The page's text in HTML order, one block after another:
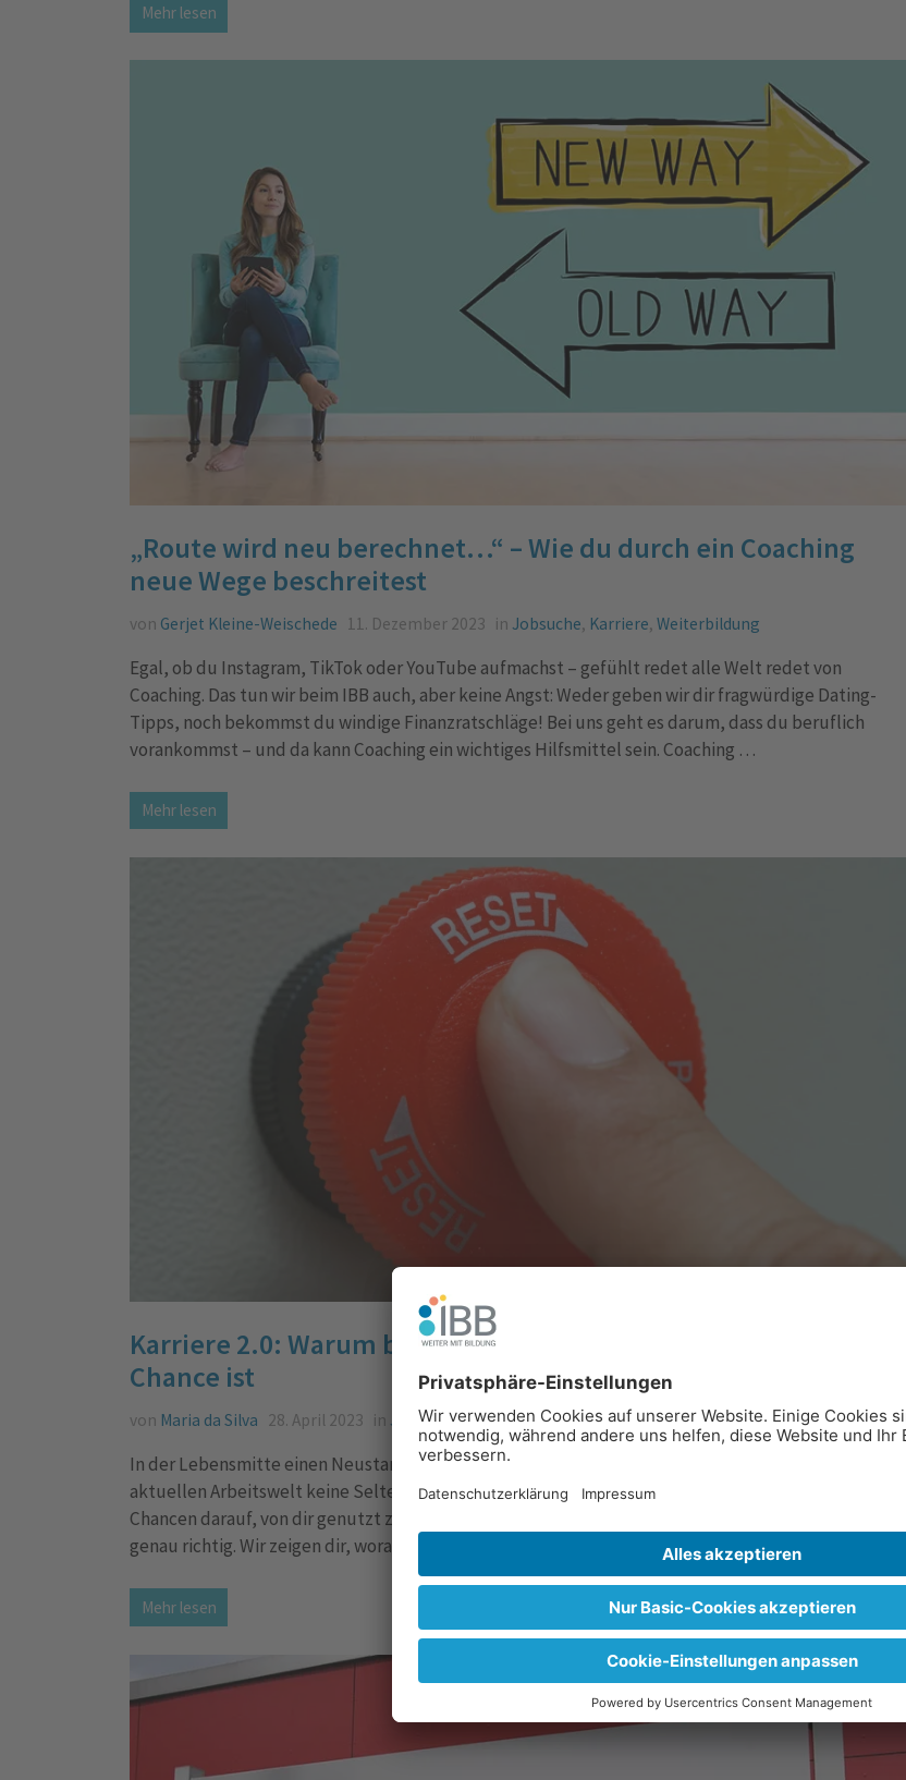
Mehr lesen
„Route wird neu berechnet…“ – Wie du durch ein Coaching
neue Wege beschreitest
von Gerjet Kleine-Weischede 11. Dezember 2023 inJobsuche, Karriere,Weiterbildung
Egal, ob du Instagram, TikTok oder YouTube aufmachst – gefühlt redet alle Welt redet von
Coaching. Das tun wir beim IBB auch, aber keine Angst: Weder geben wir dir fragwürdige Dating-
Tipps, noch bekommst du windige Finanzratschläge! Bei uns geht es darum, dass du beruflich
vorankommst – und da kann Coaching ein wichtiges Hilfsmittel sein. Coaching …
Mehr lesen
Karriere 2.0: Warum berufliche Neuorientierung mit 50 eine
Chance ist
von Maria da Silva 28. April 2023 in Jobsuche,Karriere, Weiterbildung
In der Lebensmitte einen Neustart wagen? Natürlich! Die berufliche Veränderung mit 50 ist in der
aktuellen Arbeitswelt keine Seltenheit mehr. Gerade in Branchen mit Fachkräftemangel warten neue
Chancen darauf, von dir genutzt zu werden. Du hast Lust auf Veränderung? Dann bist du beim IBB
genau richtig. Wir zeigen dir, worauf du bei der Neuorientierung achten …
Mehr lesen